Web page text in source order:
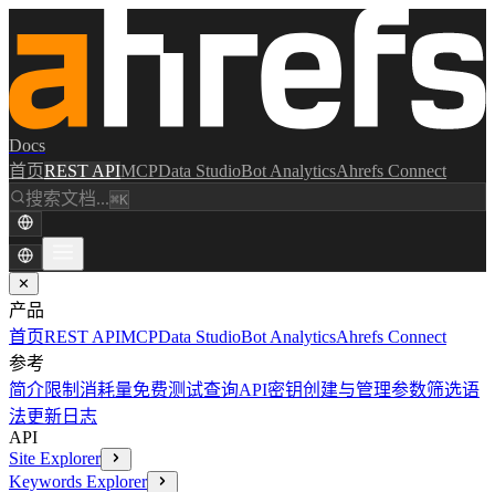
Docs
首页REST APIMCPData StudioBot AnalyticsAhrefs Connect
搜索文档...⌘K
✕
产品
首页REST APIMCPData StudioBot AnalyticsAhrefs Connect
参考
简介限制消耗量免费测试查询API密钥创建与管理参数筛选语
法更新日志
API
Site Explorer
Keywords Explorer